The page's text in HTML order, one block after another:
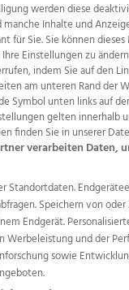
Mediadaten
Impressum
AGB
Ehrenkodex
des
i.at OÖNow
OÖNachrichten
OÖN Reise
wasistlos.at
werden diese
Inhalte und
für Sie. Sie können
Einstellungen zu
indem Sie auf den
am unteren Rand der
Symbol unten links auf
gelten innerhalb
finden Sie in unserer
verarbeiten Daten,
Standortdaten.
Speichern von
Endgerät.
Werbeleistung und der
sowie